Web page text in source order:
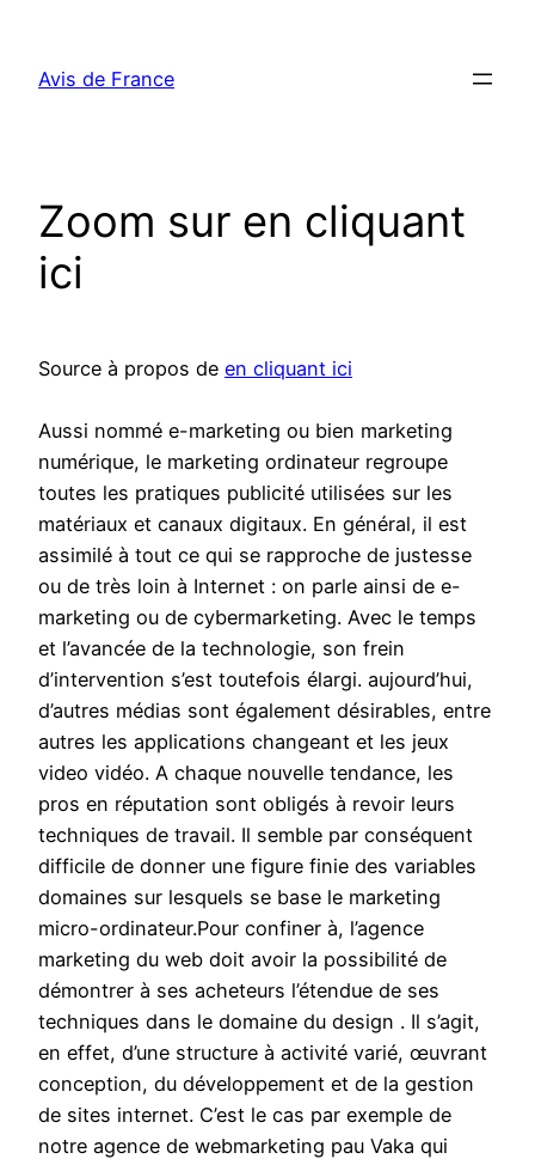
contenu
Avis de France
Zoom sur en cliquant
ici
Source à propos de en cliquant ici
Aussi nommé e-marketing ou bien marketing
numérique, le marketing ordinateur regroupe
toutes les pratiques publicité utilisées sur les
matériaux et canaux digitaux. En général, il est
assimilé à tout ce qui se rapproche de justesse
ou de très loin à Internet : on parle ainsi de e-
marketing ou de cybermarketing. Avec le temps
et l’avancée de la technologie, son frein
d’intervention s’est toutefois élargi. aujourd’hui,
d’autres médias sont également désirables, entre
autres les applications changeant et les jeux
video vidéo. A chaque nouvelle tendance, les
pros en réputation sont obligés à revoir leurs
techniques de travail. Il semble par conséquent
difficile de donner une figure finie des variables
domaines sur lesquels se base le marketing
micro-ordinateur.Pour confiner à, l’agence
marketing du web doit avoir la possibilité de
démontrer à ses acheteurs l’étendue de ses
techniques dans le domaine du design . Il s’agit,
en effet, d’une structure à activité varié, œuvrant
conception, du développement et de la gestion
de sites internet. C’est le cas par exemple de
notre agence de webmarketing pau Vaka qui